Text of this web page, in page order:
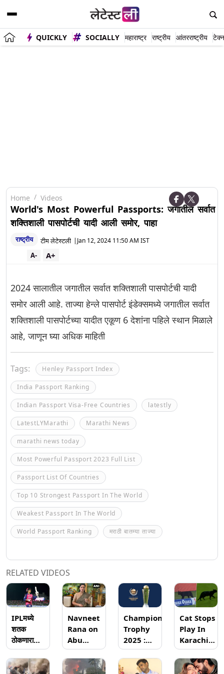
QUICKLY SOCIALLY महाराष्ट्र राष्ट्रीय आंतरराष्ट्रीय
Home Videos
World's Most Powerful Passports: जगातील सर्वात
शक्तिशाली पासपोर्टची यादी आली समोर, पाहा
राष्ट्रीय टीम लेटेस्टली | Jan 12, 2024 11:50 AM IST
A+
A-
2024 सालातील जगातील सर्वात शक्तिशाली पासपोर्टची यादी
समोर आली आहे. ताज्या हेन्ले पासपोर्ट इंडेक्समध्ये जगातील सर्वात
शक्तिशाली पासपोर्टच्या यादीत एकूण 6 देशांना पहिले स्थान मिळाले
आहे, जाणून घ्या अधिक माहिती
Tags: Henley Passport Index
India Passport Ranking
Indian Passport Visa-Free Countries latestly
LatestLYMarathi Marathi News
marathi news today
Most Powerful Passport 2023 Full List
Passport List Of Countries
Top 10 Strongest Passport In The World
Weakest Passport In The World
World Passport Ranking मराठी बातम्या ताज्या
RELATED VIDEOS
IPLमध्ये
शतक
ठोकणारा
Vaibhav
Suryavanshi
Navneet
Rana on
Abu
Azmi:
'तुमचा बाप
Champions
Trophy
2025 :
ऑस्ट्रेलिया
आणि दक्षिण
Cat Stops
Play In
Karachi:
पाकिस्तान
विरुद्ध